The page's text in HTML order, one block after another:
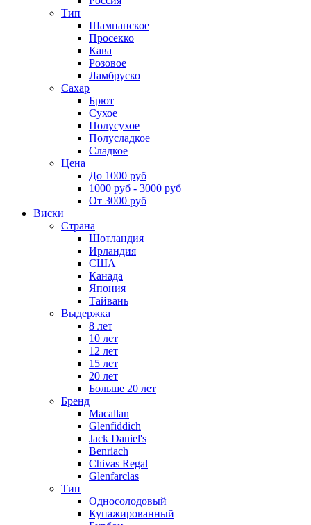
Тип
Шампанское
Просекко
Кава
Розовое
Ламбруско
Сахар
Брют
Сухое
Полусухое
Полусладкое
Сладкое
Цена
До 1000 руб
1000 руб - 3000 руб
От 3000 руб
Виски
Страна
Шотландия
Ирландия
США
Канада
Япония
Тайвань
Выдержка
8 лет
10 лет
12 лет
15 лет
20 лет
Больше 20 лет
Бренд
Macallan
Glenfiddich
Jack Daniel's
Benriach
Chivas Regal
Glenfarclas
Тип
Односолодовый
Купажированный